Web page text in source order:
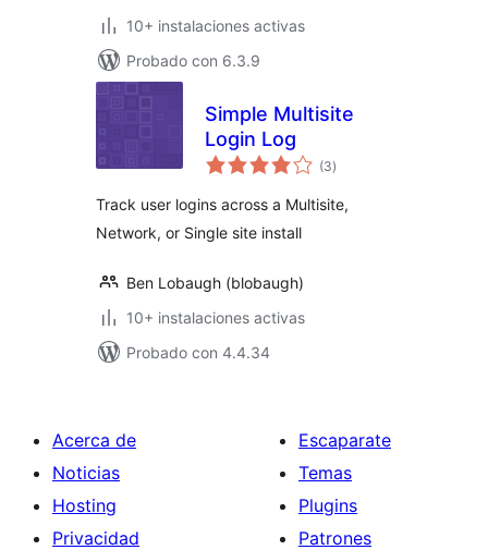
10+ instalaciones activas
Probado con 6.3.9
Simple Multisite
Login Log
(3total
de
)
Track user logins across a Multisite,
Network, or Single site install
Ben Lobaugh (blobaugh)
10+ instalaciones activas
Probado con 4.4.34
Acerca de
Noticias
Hosting
Privacidad
Escaparate
Temas
Plugins
Patrones